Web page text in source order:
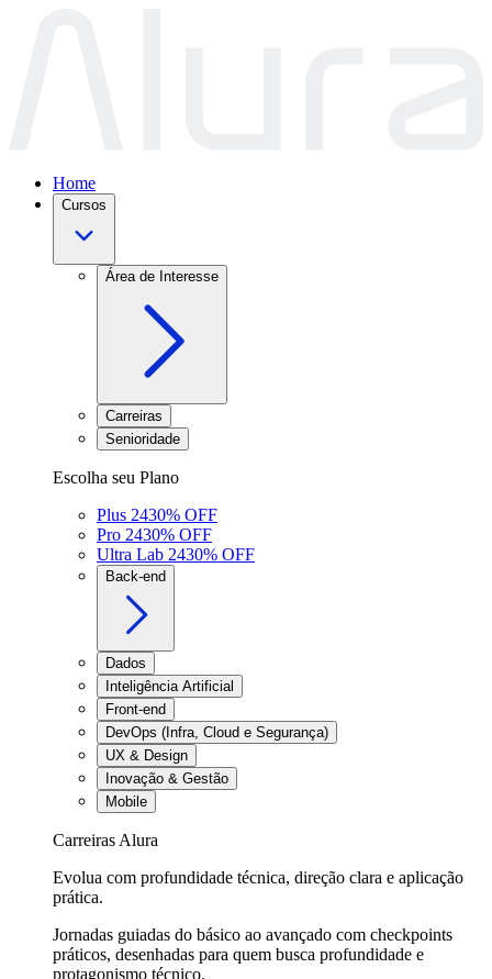
Home
Cursos
Área de Interesse
Carreiras
Senioridade
Escolha seu Plano
Plus 2430% OFF
Pro 2430% OFF
Ultra Lab 2430% OFF
Back-end
Dados
Inteligência Artificial
Front-end
DevOps (Infra, Cloud e Segurança)
UX & Design
Inovação & Gestão
Mobile
Carreiras Alura
Evolua com profundidade técnica, direção clara e aplicação
prática.
Jornadas guiadas do básico ao avançado com checkpoints
práticos, desenhadas para quem busca profundidade e
protagonismo técnico.